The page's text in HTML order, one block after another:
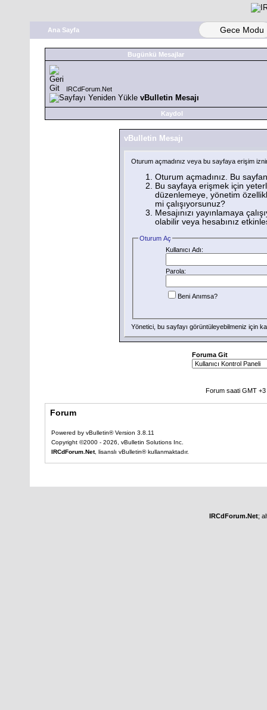
Ana Sayfa Gece Modu
Bugünkü Mesajlar
IRCdForum.Net
vBulletin Mesajı
Kaydol
vBulletin Mesajı
Oturum açmadınız veya bu sayfaya erişim
Oturum açmadınız. Bu
Bu sayfaya erişmek için
düzenlemeye, yönetim
mi çalışıyorsunuz?
Mesajınızı yayınlamaya
olabilir veya hesabınız
Oturum Aç
Kullanıcı Adı:
Parola:
Beni Anımsa?
Yönetici, bu sayfayı görüntüleyebilmeniz için
Foruma Git
Forum saati GMT
Forum
Powered by vBulletin® Version 3.8.11
Copyright ©2000 - 2026, vBulletin Solutions Inc.
IRCdForum.Net, lisanslı vBulletin® kullanmaktadır.
IRCdForum.Net;